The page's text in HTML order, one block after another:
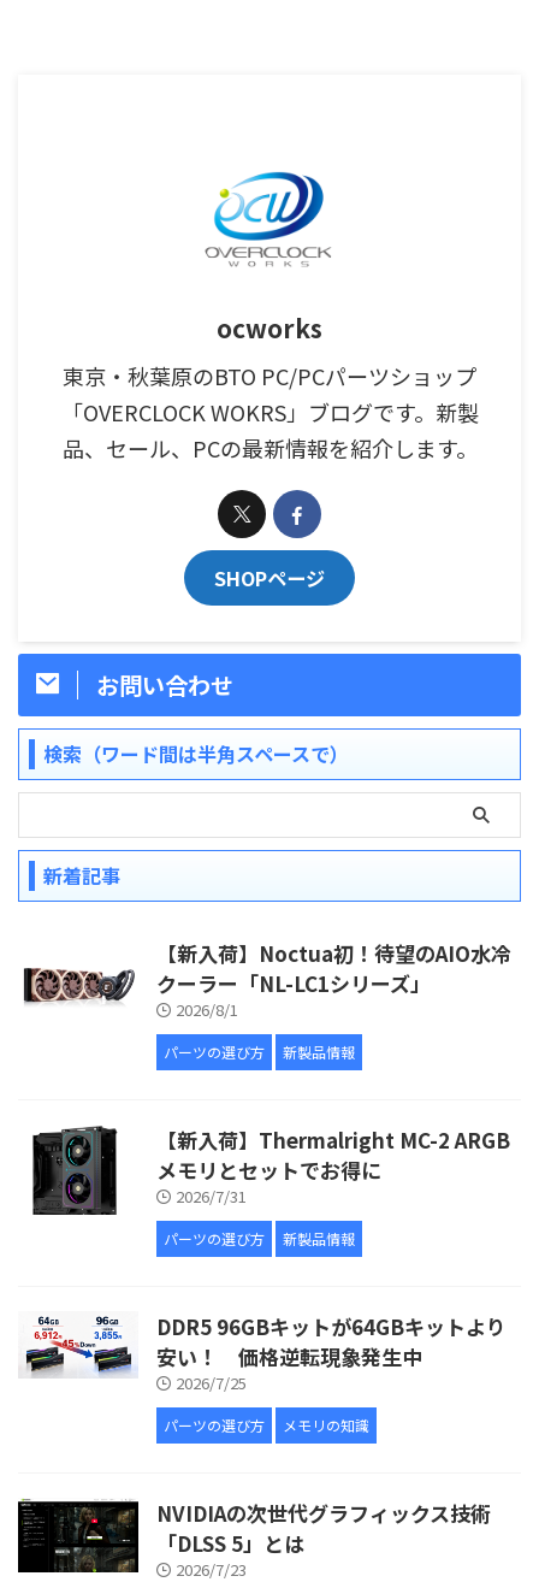
ocworks
東京・秋葉原のBTO PC/PCパーツショップ
「OVERCLOCK WOKRS」ブログです。新製
品、セール、PCの最新情報を紹介します。
SHOPページ
お問い合わせ
検索（ワード間は半角スペースで）
新着記事
【新入荷】Noctua初！待望のAIO水冷
クーラー「NL-LC1シリーズ」
2026/8/1
パーツの選び方 新製品情報
【新入荷】Thermalright MC-2 ARGB
メモリとセットでお得に
2026/7/31
パーツの選び方 新製品情報
DDR5 96GBキットが64GBキットより
安い！ 価格逆転現象発生中
2026/7/25
パーツの選び方 メモリの知識
NVIDIAの次世代グラフィックス技術
「DLSS 5」とは
2026/7/23